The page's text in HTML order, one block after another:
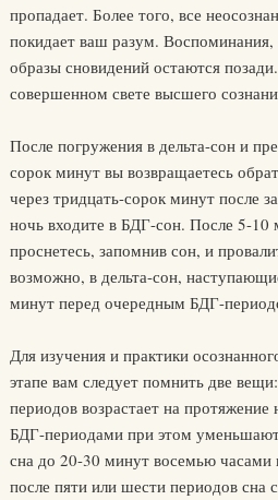
пропадает. Более того, все
покидает ваш разум.
образы сновидений остаются
совершенном свете высшего
После погружения в дельта-сон и
сорок минут вы возвращаетесь
через тридцать-сорок минут после
ночь входите в БДГ-сон. После 5-
проснетесь, запомнив сон, и
возможно, в дельта-сон,
минут перед очередным БДГ-
Для изучения и практики
этапе вам следует помнить две
периодов возрастает на
БДГ-периодами при этом
сна до 20-30 минут восемью часами
после пяти или шести периодов сна